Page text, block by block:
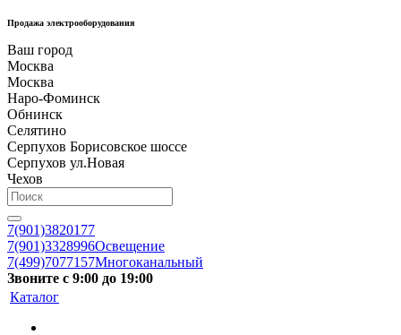
Продажа электрооборудования
Ваш город
Москва
Москва
Наро-Фоминск
Обнинск
Селятино
Серпухов Борисовское шоссе
Серпухов ул.Новая
Чехов
7(901)3820177
7(901)3328996Освещение
7(499)7077157Многоканальный
Звоните с 9:00 до 19:00
Каталог